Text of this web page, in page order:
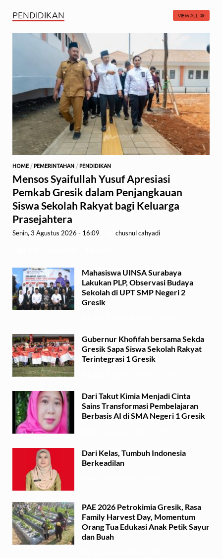
PENDIDIKAN VIEW ALL
HOME /PEMERINTAHAN /PENDIDIKAN
Mensos Syaifullah Yusuf Apresiasi
Pemkab Gresik dalam Penjangkauan
Siswa Sekolah Rakyat bagi Keluarga
Prasejahtera
Senin, 3 Agustus 2026 - 16:09 chusnul cahyadi
Mahasiswa UINSA Surabaya
Lakukan PLP, Observasi Budaya
Sekolah di UPT SMP Negeri 2
Gresik
Gubernur Khofifah bersama Sekda
Gresik Sapa Siswa Sekolah Rakyat
Terintegrasi 1 Gresik
Dari Takut Kimia Menjadi Cinta
Sains Transformasi Pembelajaran
Berbasis AI di SMA Negeri 1 Gresik
Dari Kelas, Tumbuh Indonesia
Berkeadilan
PAE 2026 Petrokimia Gresik, Rasa
Family Harvest Day, Momentum
Orang Tua Edukasi Anak Petik Sayur
dan Buah